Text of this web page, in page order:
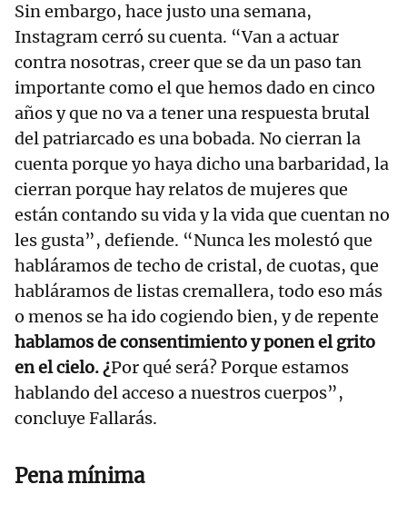
Sin embargo, hace justo una semana,
Instagram cerró su cuenta. “Van a actuar
contra nosotras, creer que se da un paso tan
importante como el que hemos dado en cinco
años y que no va a tener una respuesta brutal
del patriarcado es una bobada. No cierran la
cuenta porque yo haya dicho una barbaridad, la
cierran porque hay relatos de mujeres que
están contando su vida y la vida que cuentan no
les gusta”, defiende. “Nunca les molestó que
habláramos de techo de cristal, de cuotas, que
habláramos de listas cremallera, todo eso más
o menos se ha ido cogiendo bien, y de repente
hablamos de consentimiento y ponen el grito
en el cielo. ¿Por qué será? Porque estamos
hablando del acceso a nuestros cuerpos”,
concluye Fallarás.
Pena mínima